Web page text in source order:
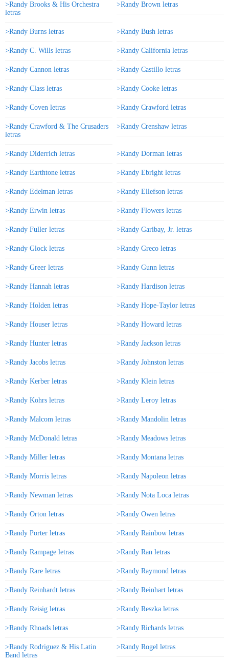
>Randy Brooks & His Orchestra
letras
>Randy Brown letras
>Randy Burns letras >Randy Bush letras
>Randy C. Wills letras >Randy California letras
>Randy Cannon letras >Randy Castillo letras
>Randy Class letras >Randy Cooke letras
>Randy Coven letras >Randy Crawford letras
>Randy Crawford & The Crusaders
letras
>Randy Crenshaw letras
>Randy Diderrich letras >Randy Dorman letras
>Randy Earthtone letras >Randy Ebright letras
>Randy Edelman letras >Randy Ellefson letras
>Randy Erwin letras >Randy Flowers letras
>Randy Fuller letras >Randy Garibay, Jr. letras
>Randy Glock letras >Randy Greco letras
>Randy Greer letras >Randy Gunn letras
>Randy Hannah letras >Randy Hardison letras
>Randy Holden letras >Randy Hope-Taylor letras
>Randy Houser letras >Randy Howard letras
>Randy Hunter letras >Randy Jackson letras
>Randy Jacobs letras >Randy Johnston letras
>Randy Kerber letras >Randy Klein letras
>Randy Kohrs letras >Randy Leroy letras
>Randy Malcom letras >Randy Mandolin letras
>Randy McDonald letras >Randy Meadows letras
>Randy Miller letras >Randy Montana letras
>Randy Morris letras >Randy Napoleon letras
>Randy Newman letras >Randy Nota Loca letras
>Randy Orton letras >Randy Owen letras
>Randy Porter letras >Randy Rainbow letras
>Randy Rampage letras >Randy Ran letras
>Randy Rare letras >Randy Raymond letras
>Randy Reinhardt letras >Randy Reinhart letras
>Randy Reisig letras >Randy Reszka letras
>Randy Rhoads letras >Randy Richards letras
>Randy Rodriguez & His Latin
Band letras
>Randy Rogel letras